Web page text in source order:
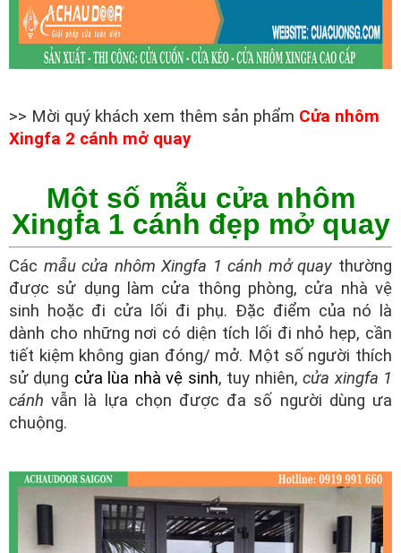
>> Mời quý khách xem thêm sản phẩm Cửa nhôm
Xingfa 2 cánh mở quay
Một số mẫu cửa nhôm
Xingfa 1 cánh đẹp mở quay
Các mẫu cửa nhôm Xingfa 1 cánh mở quay thường
được sử dụng làm cửa thông phòng, cửa nhà vệ
sinh hoặc đi cửa lối đi phụ. Đặc điểm của nó là
dành cho những nơi có diện tích lối đi nhỏ hẹp, cần
tiết kiệm không gian đóng/ mở. Một số người thích
sử dụng cửa lùa nhà vệ sinh, tuy nhiên,cửa xingfa 1
cánh vẫn là lựa chọn được đa số người dùng ưa
chuộng.